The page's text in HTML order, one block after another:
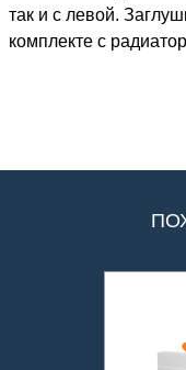
так и с левой.
комплекте с